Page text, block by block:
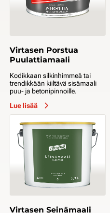
Virtasen Porstua
Puulattiamaali
Kodikkaan silkinhimmeä tai
trendikkään kiiltävä sisämaali
puu- ja betonipinnoille.
Lue lisää
Virtasen Seinämaali